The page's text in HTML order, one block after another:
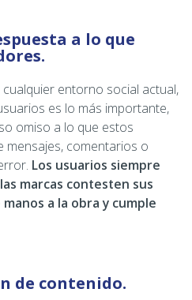
a lo que
cualquier entorno social actual,
es lo más importante,
omiso a lo que estos
mensajes, comentarios o
Los usuarios siempre
marcas contesten sus
a la obra y cumple
de contenido.